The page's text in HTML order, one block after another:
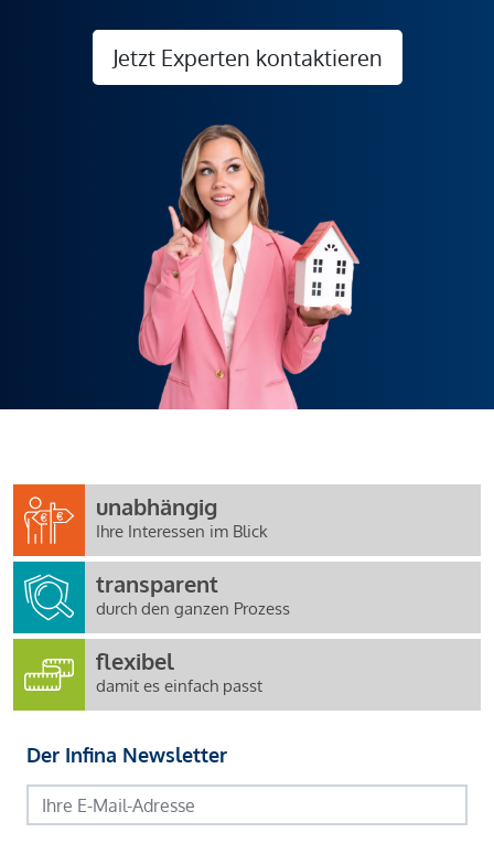
Jetzt Experten kontaktieren
unabhängig
Ihre Interessen im Blick
transparent
durch den ganzen Prozess
flexibel
damit es einfach passt
Der Infina Newsletter